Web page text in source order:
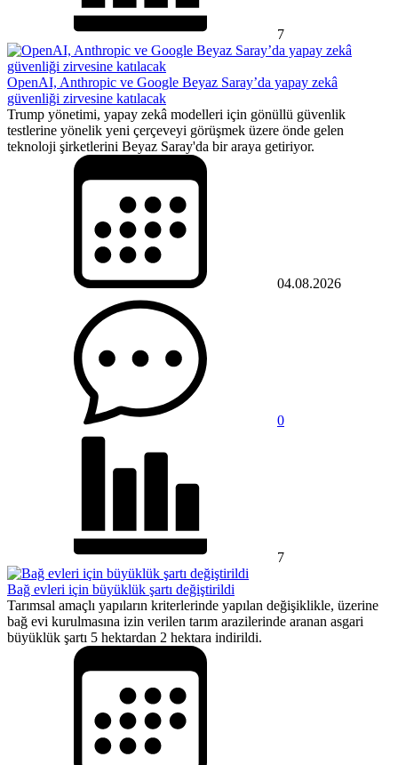
7
OpenAI, Anthropic ve Google Beyaz Saray’da yapay zekâ
güvenliği zirvesine katılacak
Trump yönetimi, yapay zekâ modelleri için gönüllü güvenlik
testlerine yönelik yeni çerçeveyi görüşmek üzere önde gelen
teknoloji şirketlerini Beyaz Saray'da bir araya getiriyor.
04.08.2026
0
7
Bağ evleri için büyüklük şartı değiştirildi
Tarımsal amaçlı yapıların kriterlerinde yapılan değişiklikle, üzerine
bağ evi kurulmasına izin verilen tarım arazilerinde aranan asgari
büyüklük şartı 5 hektardan 2 hektara indirildi.